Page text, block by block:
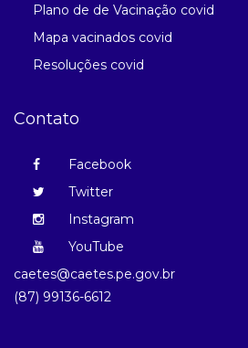
Plano de de Vacinação covid
Mapa vacinados covid
Resoluções covid
Contato
Facebook
Twitter
Instagram
YouTube
caetes@caetes.pe.gov.br
(87) 99136-6612